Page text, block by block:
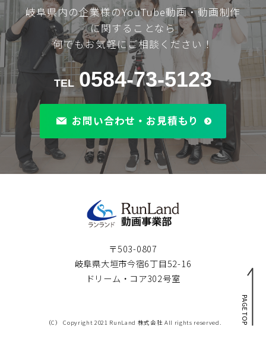
岐阜県内の企業様のYouTube動画・動画制作
に関することなら
何でもお気軽にご相談ください！
0584-73-5123
お問い合わせ・お見積もり
〒503-0807
岐阜県大垣市今宿6丁目52-16
ドリーム・コア302号室
（C） Copyright 2021 RunLand 株式会社 All rights reserved. PAGE TOP